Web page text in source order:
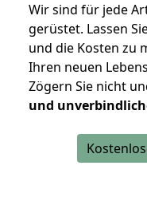
Wir sind für jede
gerüstet. Lassen
und die Kosten zu
Ihren neuen
Zögern Sie nicht
und